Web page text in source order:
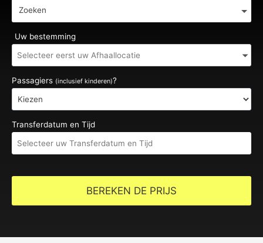
Zoeken
Uw bestemming
Passagiers (inclusief kinderen)?
Transferdatum en Tijd
BEREKEN DE PRIJS